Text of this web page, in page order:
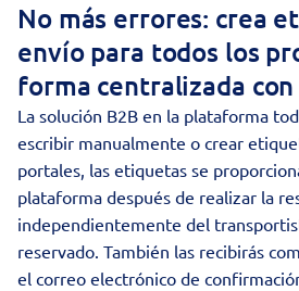
No más errores: crea
envío para todos los
forma centralizada
La solución B2B en la plataforma
escribir manualmente o crear
portales, las etiquetas se
plataforma después de realizar la
independientemente del
reservado. También las recibirás
el correo electrónico de